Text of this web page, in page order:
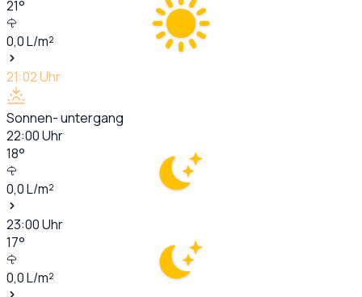
21°
0,0L/m²
21:02Uhr
Sonnen- untergang
22:00Uhr
18°
0,0L/m²
23:00Uhr
17°
0,0L/m²